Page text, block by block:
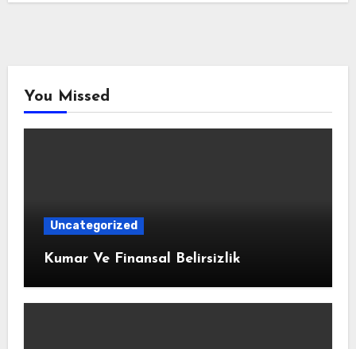
You Missed
Uncategorized
Kumar Ve Finansal Belirsizlik